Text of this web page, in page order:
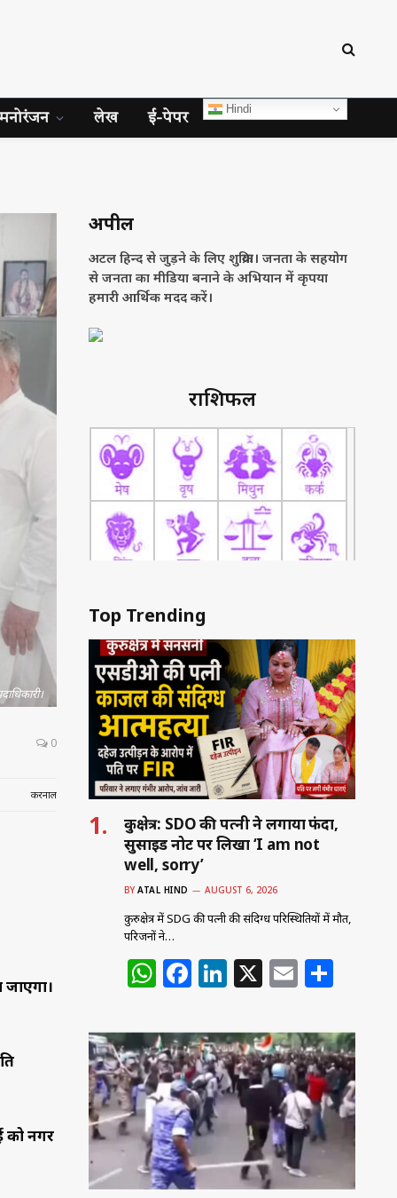
लेख ई-पेपर
Hindi
0
करनाल
को नगर
अपील
अटल हिन्द से जुड़ने के लिए शुक्रिया। जनता के सहयोग
से जनता का मीडिया बनाने के अभियान में कृपया
हमारी आर्थिक मदद करें।
राशिफल
Top Trending
कुरुक्षेत्र: SDO की पत्नी ने लगाया फंदा,
सुसाइड नोट पर लिखा ‘I am not
well, sorry’
BY ATAL HIND AUGUST 6, 2026
कुरुक्षेत्र में SDG की पत्नी की संदिग्ध परिस्थितियों में मौत,
परिजनों ने…
W
h
at
s
A
p
p
F
a
c
e
b
o
o
k
Li
n
k
e
dI
n
X E
m
ai
l
ar
e